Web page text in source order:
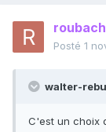
Posté 1
walter-
C'est un choix